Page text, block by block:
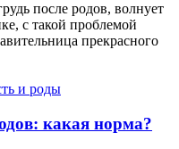
после родов, волнует
с такой проблемой
прекрасного
и роды
какая норма?